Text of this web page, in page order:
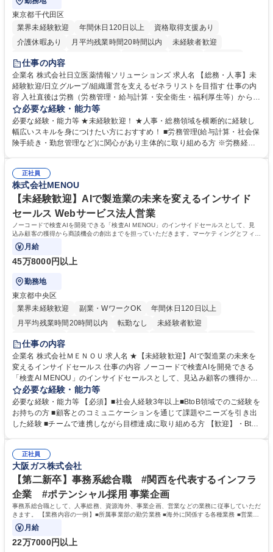
東京都千代田区
業界未経験歓迎
年間休日120日以上
資格取得支援あり
介護休暇あり
月平均残業時間20時間以内
未経験者歓迎
住宅手当あり
育休あり
完全週休2日制 交通費支給 土日祝休み 寮・社宅あり
仕事の内容
企業名 株式会社日立医薬情報ソリューションズ 求人名 【総務・人事】未
経験歓迎/日立グループ/組織運営を支えるゼネラリストを目指す 仕事の内
容 入社直後は労務（労務管理・給与計算・安全衛生・福利厚生等）からお
任せいたします。将来は総務・採用・教育業務へ守備範囲を広げ、組織運
営を支えるゼネラリストをめざせます。 ・初期業務：労働時間管理、給与
計算、社会保険対応、福利厚生管理、安全衛生、健康経営推進等をお任せ
します。ご経験に応じて、休職者管理など、幅広く経験を積んでいただき
幅広く経験を積みたい意欲がある方に最適な環境です。 募集職種 【総
務・人事】未経験歓迎/日立グループ/組織運営を支えるゼネラリストを目
指す
必要な経験・能力等
必要な経験・能力等 ★未経験歓迎！ ★人事・総務領域を横断的に経験し
幅広いスキルを身につけたい方におすすめ！ ■労務管理(給与計算・社会保
険手続き・勤怠管理など)に関心があり主体的に取り組める方 ※労務経験
のご経験 ■労務管理（給与計算・社会保険手続き・勤怠管理など）の経験
■衛生管理者の資格をお持ちの方 学歴・資格 学歴：大学院 大学 高専 短大
専修学校 高校 語学力： 資格：
正社員
株式会社MENOU
【未経験歓迎】AIで製造業の未来を変えるインサイド
セールス Webサービス法人営業
ノーコードで検査AIを開発できる「検査AI MENOU」のインサイドセールスとして、見
込み顧客の獲得から商談機会の創出までを担っていただきます。マーケティングとフィー
ルドセールスをつなぐ役割として、
月給
45万8000円以上
勤務地
東京都中央区
業界未経験歓迎
副業・WワークOK
年間休日120日以上
月平均残業時間20時間以内
転勤なし
未経験者歓迎
時短勤務あり
駅近5分以内
土日祝休み 服装自由
仕事の内容
企業名 株式会社ＭＥＮＯＵ 求人名 ★【未経験歓迎】AIで製造業の未来を
変えるインサイドセールス 仕事の内容 ノーコードで検査AIを開発できる
「検査AI MENOU」のインサイドセールスとして、見込み顧客の獲得から
商談機会の創出までを担っていただきます。マーケティングとフィールド
セールスをつなぐ役割として、 適切なタイミングで顧客とコミュニケーシ
ョンを取りながら、受注につながる商談機会の最大化を目指します。 【具
体的な仕事内容】 リードへの電話・メールによるアプローチ/リードナー
実行/フィールドセールスへの案件連携 募集職種 ★【未経験歓迎】AIで製
造業の未来を変えるインサイドセールス
必要な経験・能力等
必要な経験・能力等 【必須】■社会人経験3年以上■BtoB領域でのご経験を
お持ちの方 ■顧客とのコミュニケーションを通じて課題やニーズを引き出
した経験 ■チームで連携しながら目標達成に取り組める方 【歓迎】・BtoB
企画・実行経験 ・CRM・リードナーチャリングに関する知見 ・データを
もとに営業プロセスを改善した経験 学歴・資格 学歴：大学院 大学 高専 短
大 専修学校 高校 語学力： 資格：
正社員
大阪ガス株式会社
【第二新卒】事務系総合職 #関西を代表するインフラ
企業 #ポテンシャル採用 事業企画
事務系総合職として、人事総務、資源海外、事業企画、営業などの業務に従事していただ
きます。 【業務内容の一例】■所属事業部の勤労業務 ■海外に関係する各種業務 ■営業部
門の企画スタッフ、ルート営業
月給
22万7000円以上